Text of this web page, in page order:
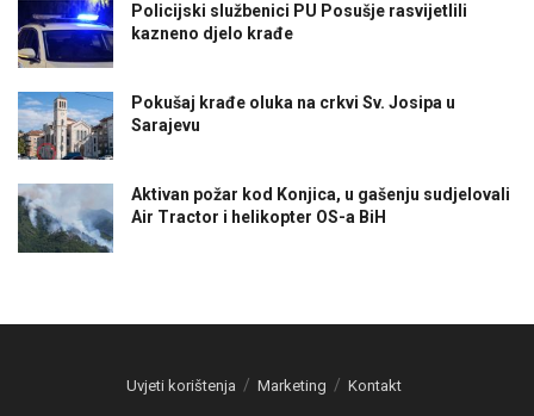
Policijski službenici PU Posušje rasvijetlili
kazneno djelo krađe
Pokušaj krađe oluka na crkvi Sv. Josipa u
Sarajevu
Aktivan požar kod Konjica, u gašenju sudjelovali
Air Tractor i helikopter OS-a BiH
Uvjeti korištenja Marketing Kontakt